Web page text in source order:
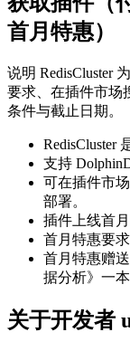
首月特惠）
说明 RedisCluster
要求、在插件市场
条件与截止日期。
RedisCluster
支持
可在插件市
部署。
插件上线首
首月特惠要
首月特惠赠
据分析》一本
关于开发者